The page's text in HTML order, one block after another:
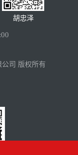
胡忠泽
公司 版权所有